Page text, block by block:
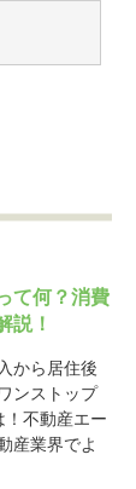
て何？消費
説！
から居住後
ンストップ
不動産エー
産業界でよ